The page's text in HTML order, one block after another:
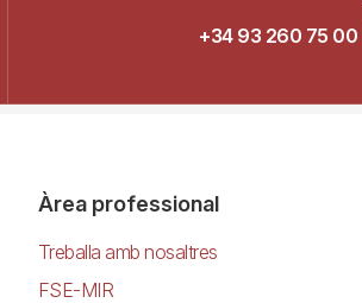
+34 93 260 75 00
Àrea professional
Treballa amb nosaltres
FSE-MIR